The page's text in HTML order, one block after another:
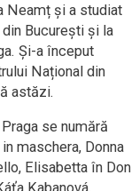
Neamț și a studiat
București și la
Și-a început
Național din
astăzi.
se numără
maschera, Donna
Elisabetta în Don